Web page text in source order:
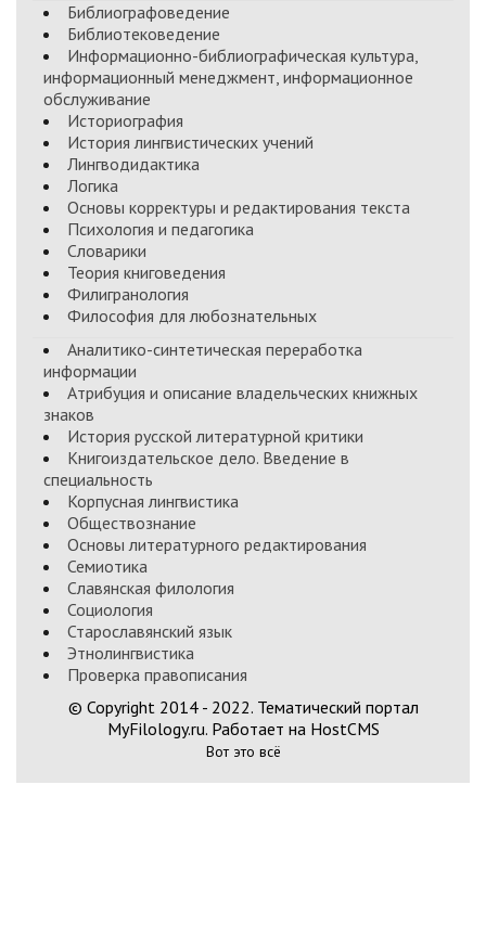
Библиографоведение
Библиотековедение
Информационно-библиографическая культура,
информационный менеджмент, информационное
обслуживание
Историография
История лингвистических учений
Лингводидактика
Логика
Основы корректуры и редактирования текста
Психология и педагогика
Словарики
Теория книговедения
Филигранология
Философия для любознательных
Аналитико-синтетическая переработка
информации
Атрибуция и описание владельческих книжных
знаков
История русской литературной критики
Книгоиздательское дело. Введение в
специальность
Корпусная лингвистика
Обществознание
Основы литературного редактирования
Семиотика
Славянская филология
Социология
Старославянский язык
Этнолингвистика
Проверка правописания
© Copyright 2014 - 2022. Тематический портал
MyFilology.ru. Работает на HostCMS
Вот это всё